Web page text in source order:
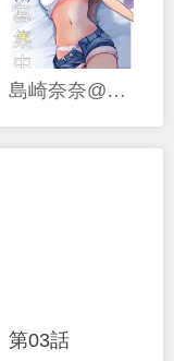
島崎奈奈@工作募集中
第03話